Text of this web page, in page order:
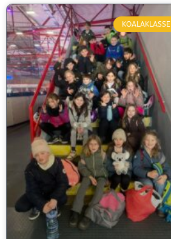
KOALAKLASSE